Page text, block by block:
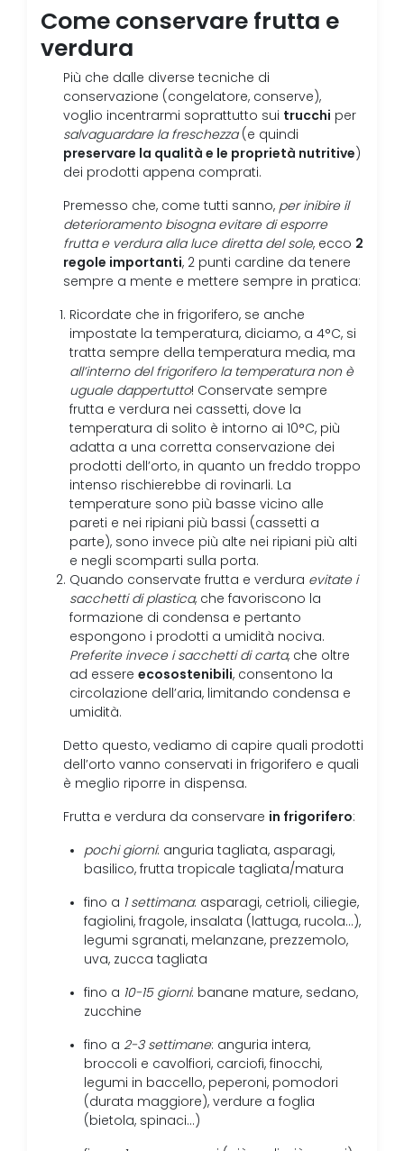
Come conservare frutta e
verdura
Più che dalle diverse tecniche di
conservazione (congelatore, conserve),
voglio incentrarmi soprattutto sui trucchi per
salvaguardare la freschezza(e quindi
preservare la qualità e le proprietà nutritive)
dei prodotti appena comprati.
Premesso che, come tutti sanno, per inibire il
deterioramento bisogna evitare di esporre
frutta e verdura alla luce diretta del sole, ecco 2
regole importanti, 2 punti cardine da tenere
sempre a mente e mettere sempre in pratica:
Ricordate che in frigorifero, se anche
impostate la temperatura, diciamo, a 4°C, si
tratta sempre della temperatura media, ma
all’interno del frigorifero la temperatura non è
uguale dappertutto! Conservate sempre
frutta e verdura nei cassetti, dove la
temperatura di solito è intorno ai 10°C, più
adatta a una corretta conservazione dei
prodotti dell’orto, in quanto un freddo troppo
intenso rischierebbe di rovinarli. La
temperature sono più basse vicino alle
pareti e nei ripiani più bassi (cassetti a
parte), sono invece più alte nei ripiani più alti
e negli scomparti sulla porta.
Quando conservate frutta e verdura evitate i
sacchetti di plastica, che favoriscono la
formazione di condensa e pertanto
espongono i prodotti a umidità nociva.
Preferite invece i sacchetti di carta, che oltre
ad essere ecosostenibili, consentono la
circolazione dell’aria, limitando condensa e
umidità.
Detto questo, vediamo di capire quali prodotti
dell’orto vanno conservati in frigorifero e quali
è meglio riporre in dispensa.
Frutta e verdura da conservare in frigorifero:
pochi giorni: anguria tagliata, asparagi,
basilico, frutta tropicale tagliata/matura
fino a 1 settimana: asparagi, cetrioli, ciliegie,
fagiolini, fragole, insalata (lattuga, rucola…),
legumi sgranati, melanzane, prezzemolo,
uva, zucca tagliata
fino a 10-15 giorni: banane mature, sedano,
zucchine
fino a 2-3 settimane: anguria intera,
broccoli e cavolfiori, carciofi, finocchi,
legumi in baccello, peperoni, pomodori
(durata maggiore), verdure a foglia
(bietola, spinaci…)